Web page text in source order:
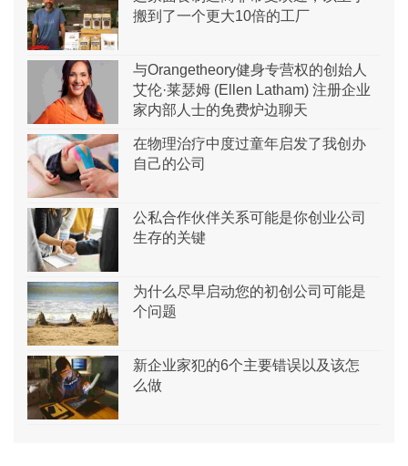
搬到了一个更大10倍的工厂
与Orangetheory健身专营权的创始人
艾伦·莱瑟姆 (Ellen Latham) 注册企业
家内部人士的免费炉边聊天
在物理治疗中度过童年启发了我创办
自己的公司
公私合作伙伴关系可能是你创业公司
生存的关键
为什么尽早启动您的初创公司可能是
个问题
新企业家犯的6个主要错误以及该怎
么做